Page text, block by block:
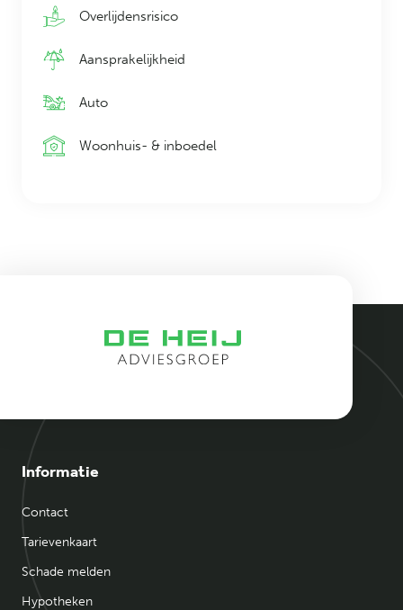
Overlijdensrisico
Aansprakelijkheid
Auto
Woonhuis- & inboedel
Informatie
Contact
Tarievenkaart
Schade melden
Hypotheken